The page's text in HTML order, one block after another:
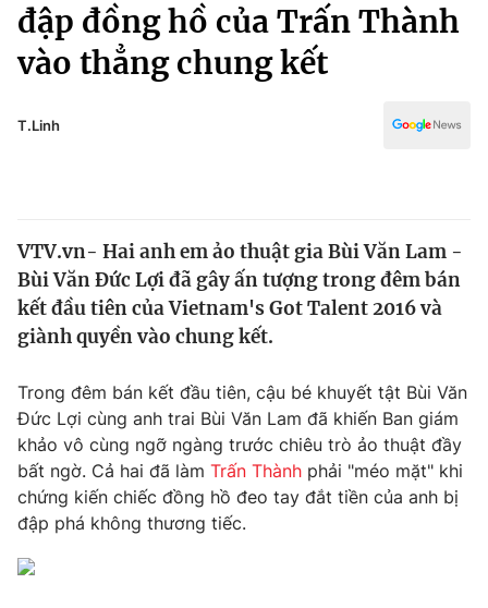
Chính trị
Xã hội
Pháp luật
Thế giới
Tin tức
Thế giới đó đây
Câu chuyện quốc tế
Kinh tế
Thị trường
Góc doanh nghiệp
Dữ liệu và đời sống
Truyền hình
Phim VTV
Hậu trường
Nhân vật
Giải trí
Điện ảnh
Đời sống
Truyền hình
Văn hóa - Giải trí
đập đồng hồ của Trấn Thành
vào thẳng chung kết
T.Linh
VTV.vn- Hai anh em ảo thuật gia Bùi Văn Lam -
Bùi Văn Đức Lợi đã gây ấn tượng trong đêm bán
kết đầu tiên của Vietnam's Got Talent 2016 và
giành quyền vào chung kết.
Trong đêm bán kết đầu tiên, cậu bé khuyết tật Bùi Văn
Đức Lợi cùng anh trai Bùi Văn Lam đã khiến Ban giám
khảo vô cùng ngỡ ngàng trước chiêu trò ảo thuật đầy
bất ngờ. Cả hai đã làm Trấn Thành phải "méo mặt" khi
chứng kiến chiếc đồng hồ đeo tay đắt tiền của anh bị
đập phá không thương tiếc.